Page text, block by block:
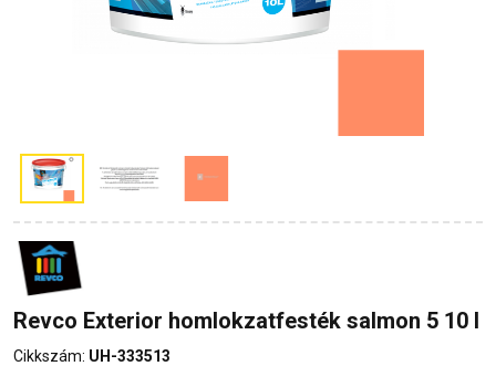
Revco Exterior homlokzatfesték salmon 5 10 l
Cikkszám: UH-333513